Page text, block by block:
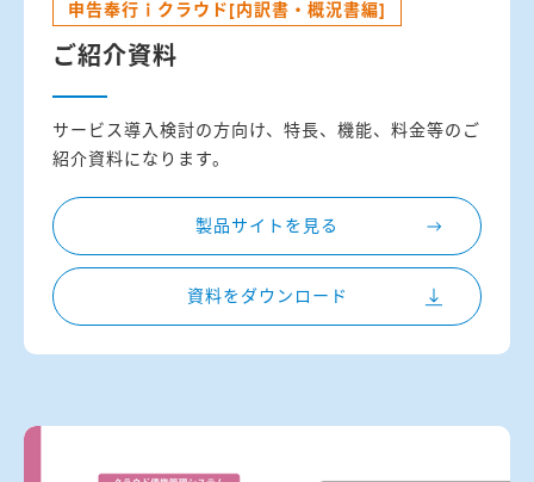
申告奉行ｉクラウド[内訳書・概況書編]
ご紹介資料
サービス導入検討の方向け、特長、機能、料金等のご
紹介資料になります。
製品サイトを見る
資料をダウンロード